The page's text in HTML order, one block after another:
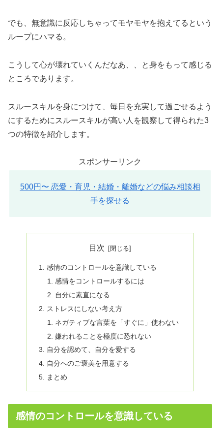
でも、無意識に反応しちゃってモヤモヤを抱えてるという
ループにハマる。
こうして心が壊れていくんだなあ、、と身をもって感じる
ところであります。
スルースキルを身につけて、毎日を充実して過ごせるよう
にするためにスルースキルが高い人を観察して得られた3
つの特徴を紹介します。
スポンサーリンク
500円〜 恋愛・育児・結婚・離婚などの悩み相談相
手を探せる
目次
感情のコントロールを意識している
感情をコントロールするには
自分に素直になる
ストレスにしない考え方
ネガティブな言葉を「すぐに」使わない
嫌われることを極度に恐れない
自分を認めて、自分を愛する
自分へのご褒美を用意する
まとめ
感情のコントロールを意識している